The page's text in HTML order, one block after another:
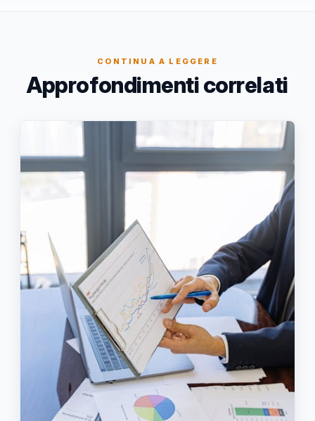
CONTINUA A LEGGERE
Approfondimenti correlati